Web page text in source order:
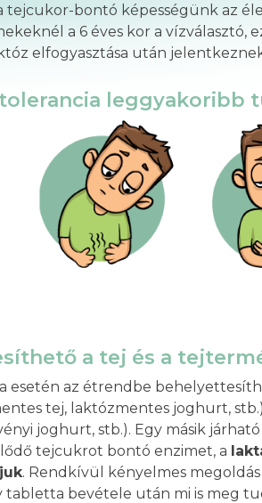
tejcukor-bontó képességünk az
a 6 éves kor a
elfogyasztása után
leggyakoribb
a tej és a
esetén az étrendbe
tej, laktózmentes joghurt,
joghurt, stb.). Egy másik
tejcukrot bontó enzimet, a
. Rendkívül kényelmes
tabletta bevétele után mi is meg